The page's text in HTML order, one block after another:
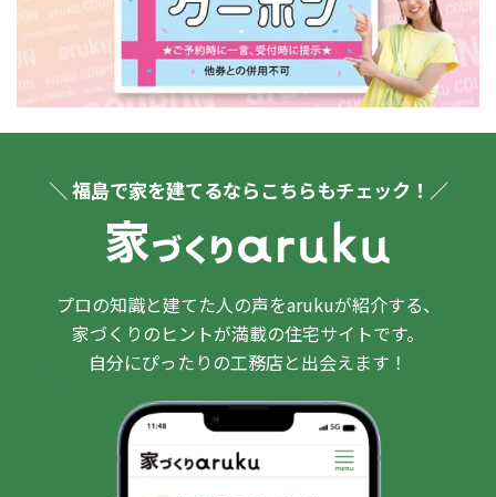
＼ 福島で家を建てるならこちらもチェック！／
プロの知識と建てた人の声をarukuが紹介する、
家づくりのヒントが満載の住宅サイトです。
自分にぴったりの工務店と出会えます！